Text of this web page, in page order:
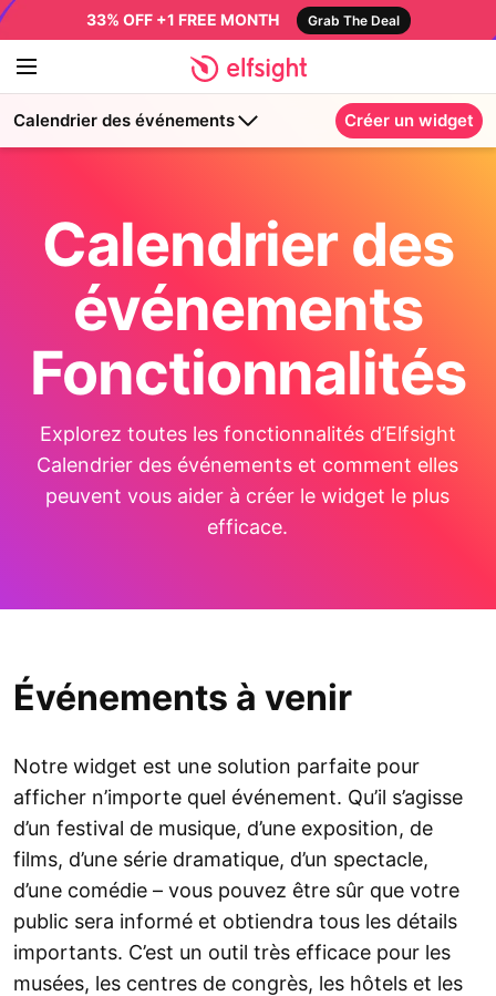
33% OFF +1 FREE MONTH Grab The Deal
Calendrier des événements Créer un widget
Calendrier des
événements
Fonctionnalités
Explorez toutes les fonctionnalités d’Elfsight
Calendrier des événements et comment elles
peuvent vous aider à créer le widget le plus
efficace.
Événements à venir
Notre widget est une solution parfaite pour
afficher n’importe quel événement. Qu’il s’agisse
d’un festival de musique, d’une exposition, de
films, d’une série dramatique, d’un spectacle,
d’une comédie – vous pouvez être sûr que votre
public sera informé et obtiendra tous les détails
importants. C’est un outil très efficace pour les
musées, les centres de congrès, les hôtels et les